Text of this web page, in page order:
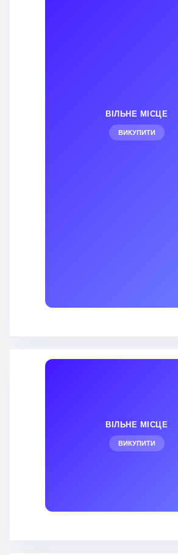
ВІЛЬНЕ МІСЦЕ
ВИКУПИТИ
ВІЛЬНЕ МІСЦЕ
ВИКУПИТИ